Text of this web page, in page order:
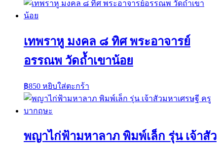
เทพราหู มงคล ๘ ทิศ พระอาจารย์
อรรณพ วัดถ้ำเขาน้อย
฿850 หยิบใส่ตะกร้า
พญาไก่ฟ้ามหาลาภ พิมพ์เล็ก รุ่น เจ้าสัว